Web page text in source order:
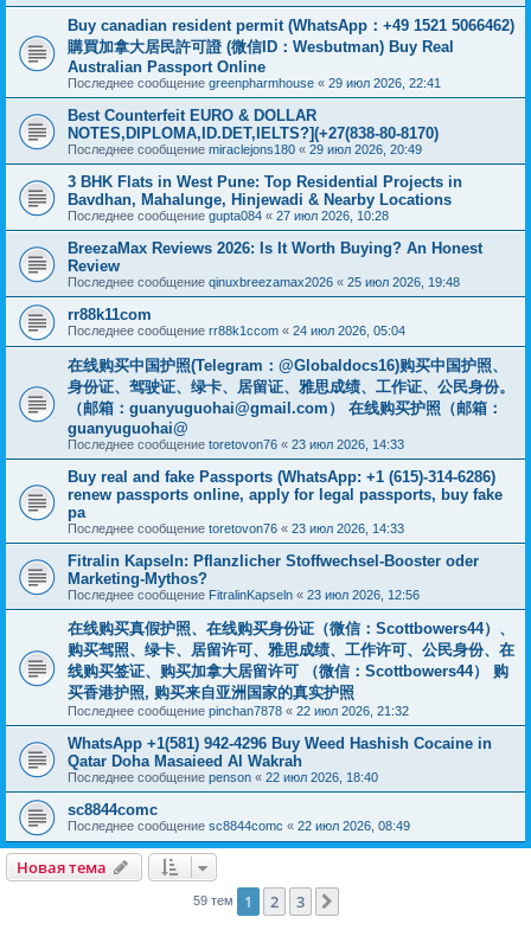
Buy canadian resident permit (WhatsApp：+49 1521 5066462)
購買加拿大居民許可證 (微信ID：Wesbutman) Buy Real
Australian Passport Online
Последнее сообщение greenpharmhouse « 29 июл 2026, 22:41
Best Counterfeit EURO & DOLLAR
NOTES,DIPLOMA,ID.DET,IELTS?](+27(838-80-8170)
Последнее сообщение miraclejons180 « 29 июл 2026, 20:49
3 BHK Flats in West Pune: Top Residential Projects in
Bavdhan, Mahalunge, Hinjewadi & Nearby Locations
Последнее сообщение gupta084 « 27 июл 2026, 10:28
BreezaMax Reviews 2026: Is It Worth Buying? An Honest
Review
Последнее сообщение qinuxbreezamax2026 « 25 июл 2026, 19:48
rr88k11com
Последнее сообщение rr88k1ccom « 24 июл 2026, 05:04
在线购买中国护照(Telegram：@Globaldocs16)购买中国护照、
身份证、驾驶证、绿卡、居留证、雅思成绩、工作证、公民身份。
（邮箱： guanyuguohai@gmail.com ） 在线购买护照（邮箱：
guanyuguohai@
Последнее сообщение toretovon76 « 23 июл 2026, 14:33
Buy real and fake Passports (WhatsApp: +1 (615)-314-6286)
renew passports online, apply for legal passports, buy fake
pa
Последнее сообщение toretovon76 « 23 июл 2026, 14:33
Fitralin Kapseln: Pflanzlicher Stoffwechsel-Booster oder
Marketing-Mythos?
Последнее сообщение FitralinKapseln « 23 июл 2026, 12:56
在线购买真假护照、在线购买身份证（微信：Scottbowers44）、
购买驾照、绿卡、居留许可、雅思成绩、工作许可、公民身份、在
线购买签证、购买加拿大居留许可 （微信：Scottbowers44） 购
买香港护照, 购买来自亚洲国家的真实护照
Последнее сообщение pinchan7878 « 22 июл 2026, 21:32
WhatsApp +1(581) 942-4296 Buy Weed Hashish Cocaine in
Qatar Doha Masaieed Al Wakrah
Последнее сообщение penson « 22 июл 2026, 18:40
sc8844comc
Последнее сообщение sc8844comc « 22 июл 2026, 08:49
Новая тема
59 тем 1 2 3